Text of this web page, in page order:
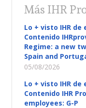
Más IHR
Lo + visto IHR de
Contenido
Regime: a new
Spain and
05/08/2026
Lo + visto IHR de
Contenido IHR
employees: G-P